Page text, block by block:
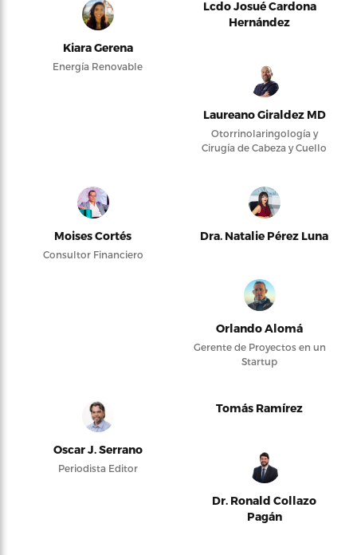
Kiara Gerena
Energía Renovable
Lcdo Josué Cardona
Hernández
Laureano Giraldez MD
Otorrinolaringología y
Cirugía de Cabeza y Cuello
Moises Cortés
Consultor Financiero
Dra. Natalie Pérez Luna
Orlando Alomá
Gerente de Proyectos en un
Startup
Oscar J. Serrano
Periodista Editor
Tomás Ramírez
Dr. Ronald Collazo
Pagán